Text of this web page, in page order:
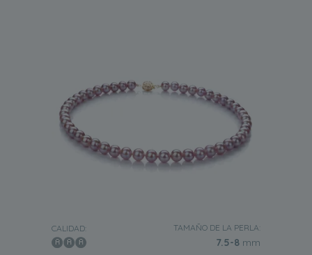
CALIDAD: TAMAÑO DE LA PERLA:
7.5-8 mm